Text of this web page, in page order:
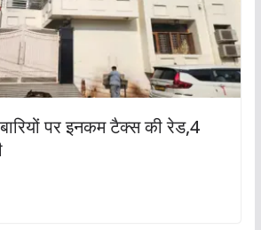
पर इनकम टैक्स की रेड,4